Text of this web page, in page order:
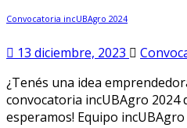
Convocatoria incUBAgro 2024
13 diciembre, 2023
¿Tenés una idea
convocatoria incUBAgro 2024
esperamos! Equipo incUBAgro